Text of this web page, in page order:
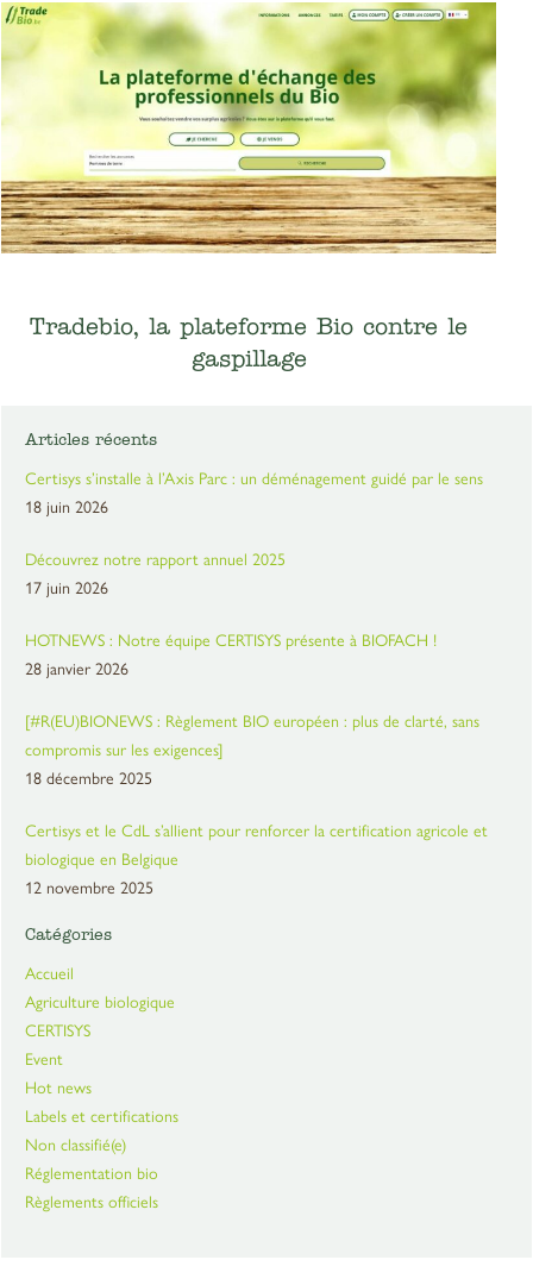
Tradebio, la plateforme Bio contre le
gaspillage
Articles récents
Certisys s’installe à l’Axis Parc : un déménagement guidé par le sens
18 juin 2026
Découvrez notre rapport annuel 2025
17 juin 2026
HOTNEWS : Notre équipe CERTISYS présente à BIOFACH !
28 janvier 2026
[#R(EU)BIONEWS : Règlement BIO européen : plus de clarté, sans
compromis sur les exigences]
18 décembre 2025
Certisys et le CdL s’allient pour renforcer la certification agricole et
biologique en Belgique
12 novembre 2025
Catégories
Accueil
Agriculture biologique
CERTISYS
Event
Hot news
Labels et certifications
Non classifié(e)
Réglementation bio
Règlements officiels